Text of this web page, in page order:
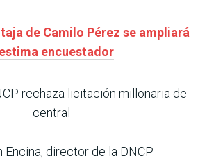
de Camilo Pérez se ampliará
encuestador
rechaza licitación millonaria de
central
Encina, director de la DNCP